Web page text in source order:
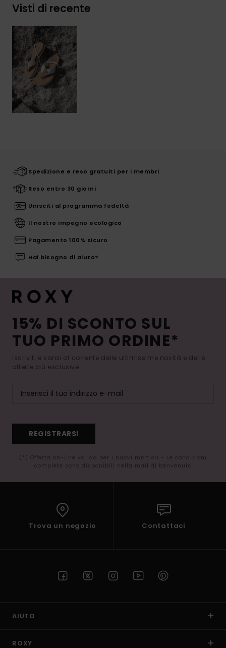
Visti di recente
Spedizione e reso gratuiti per i membri
Reso entro 30 giorni
Unisciti al programma fedeltà
Il nostro impegno ecologico
Pagamento 100% sicuro
Hai bisogno di aiuto?
15% DI SCONTO SUL
TUO PRIMO ORDINE*
Iscriviti e sarai al corrente delle ultimissime novità e delle
offerte più esclusive.
REGISTRARSI
(*) Offerta on-line valida per i nuovi membri - Le condizioni
complete sono disponibili nella mail di benvenuto
Trova un negozio Contattaci
AIUTO
ROXY